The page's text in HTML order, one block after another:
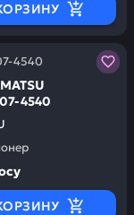
гарантию
4540
4540
запчасти у